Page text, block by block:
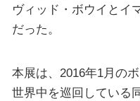
ヴィッド・ボウイとイ
だった。
本展は、2016年1月の
世界中を巡回している